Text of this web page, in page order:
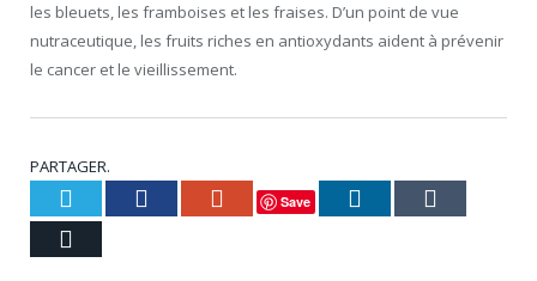
les bleuets, les framboises et les fraises. D’un point de vue
nutraceutique, les fruits riches en antioxydants aident à prévenir
le cancer et le vieillissement.
PARTAGER.
Twitter Facebook Google+
Save LinkedIn